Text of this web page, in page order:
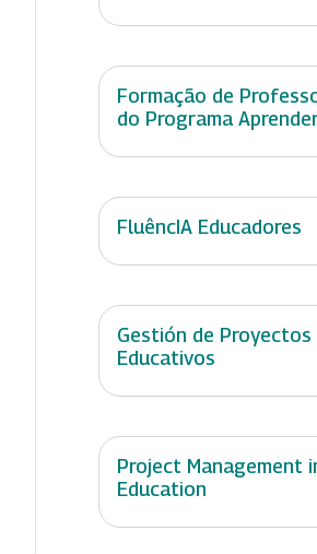
Formação de
do Programa
FluêncIA Educadores
Gestión de Proyectos
Educativos
Project Management
Education